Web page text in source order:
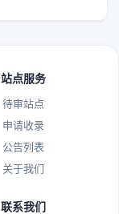
站点服务
待审站点
申请收录
公告列表
关于我们
联系我们